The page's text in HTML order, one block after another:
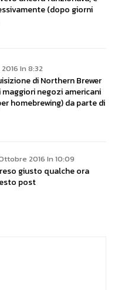
(dopo giorni
In 8:32
di Northern Brewer
maggiori negozi americani
homebrewing) da parte di
2016 In 10:09
giusto qualche ora
post